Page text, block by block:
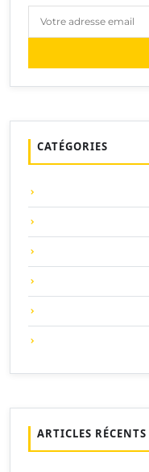
CATÉGORIES
ARTICLES RÉCENTS